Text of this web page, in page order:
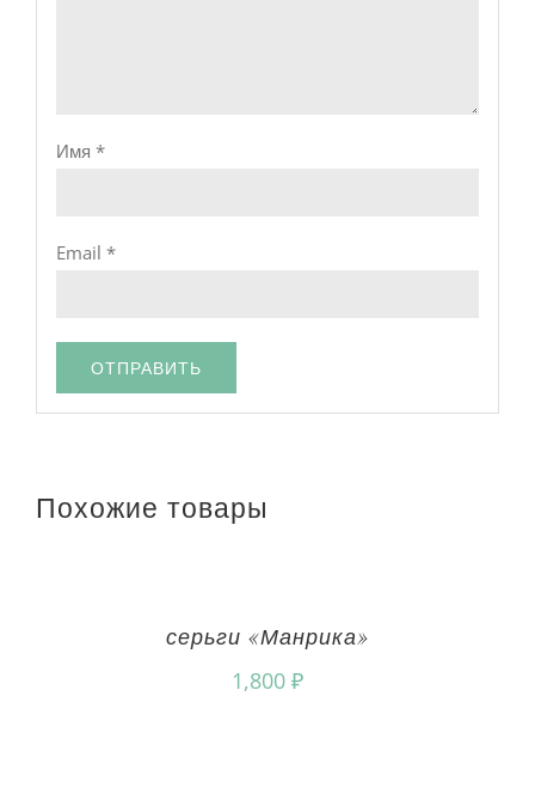
Имя *
Email *
Похожие товары
серьги «Манрика»
1,800 ₽